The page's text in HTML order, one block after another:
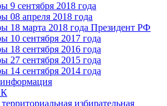
9 сентября 2018 года
08 апреля 2018 года
18 марта 2018 года Президент РФ
10 сентября 2017 года
18 сентября 2016 года
27 сентября 2015 года
14 сентября 2014 года
избирательная